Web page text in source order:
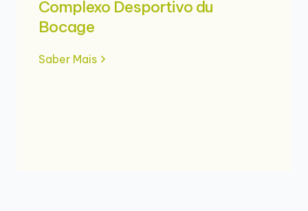
Complexo Desportivo du
Bocage
Saber Mais